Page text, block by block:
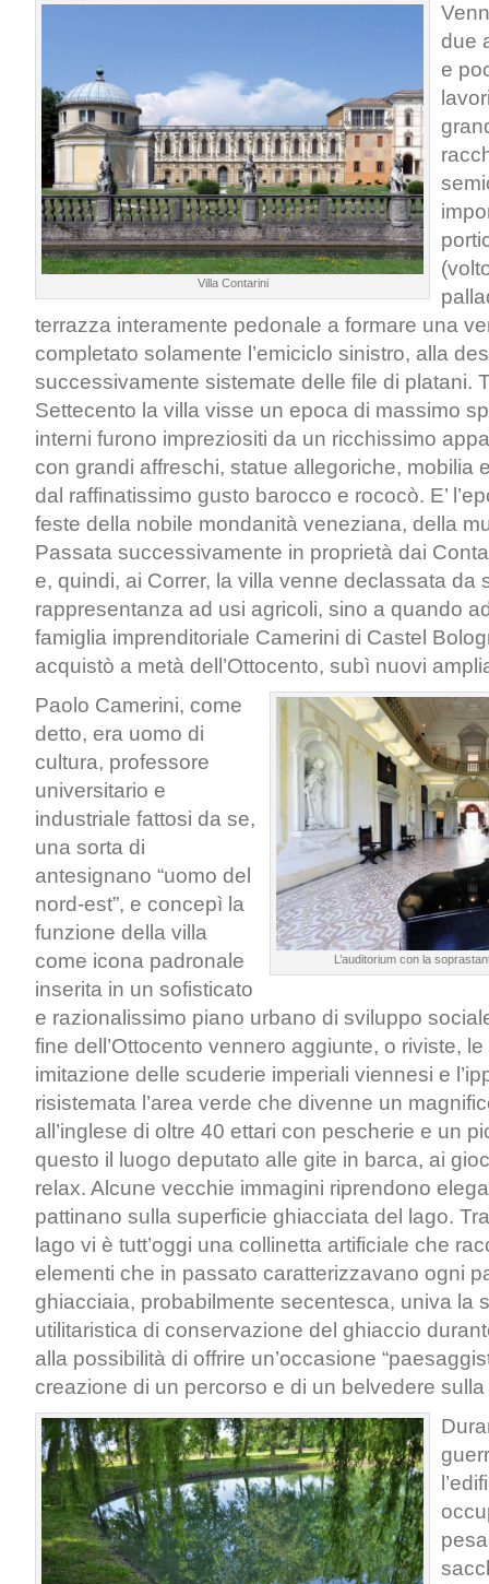
Villa Contarini
due
e
terrazza interamente pedonale a formare una
completato solamente l’emiciclo sinistro, alla
successivamente sistemate delle file di platani.
Settecento la villa visse un epoca di massimo
interni furono impreziositi da un ricchissimo
con grandi affreschi, statue allegoriche, mobilia
dal raffinatissimo gusto barocco e rococò. E’
feste della nobile mondanità veneziana, della
Passata successivamente in proprietà dai
e, quindi, ai Correr, la villa venne declassata da
rappresentanza ad usi agricoli, sino a quando
famiglia imprenditoriale Camerini di Castel
acquistò a metà dell’Ottocento, subì nuovi
L’auditorium con la
Paolo Camerini, come
detto, era uomo di
cultura, professore
universitario e
industriale fattosi da se,
una sorta di
antesignano “uomo del
nord-est”, e concepì la
funzione della villa
come icona padronale
inserita in un sofisticato
e razionalissimo piano urbano di sviluppo
fine dell’Ottocento vennero aggiunte, o riviste,
imitazione delle scuderie imperiali viennesi e
risistemata l’area verde che divenne un
all’inglese di oltre 40 ettari con pescherie e un
questo il luogo deputato alle gite in barca, ai
relax. Alcune vecchie immagini riprendono
pattinano sulla superficie ghiacciata del lago.
lago vi è tutt’oggi una collinetta artificiale che
elementi che in passato caratterizzavano ogni
ghiacciaia, probabilmente secentesca, univa la
utilitaristica di conservazione del ghiaccio
alla possibilità di offrire un’occasione
creazione di un percorso e di un belvedere